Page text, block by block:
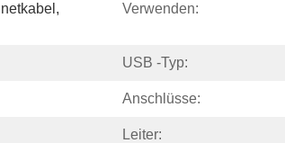
Verwenden:
USB -Typ:
Anschlüsse:
Leiter: